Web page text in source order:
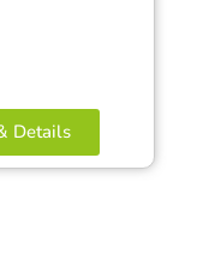
Details